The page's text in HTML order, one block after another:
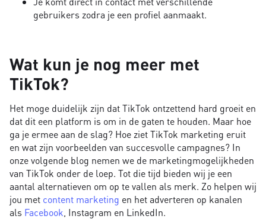
gebruikers zodra je een profiel aanmaakt.
Wat kun je nog meer met
TikTok?
Het moge duidelijk zijn dat TikTok ontzettend hard groeit en
dat dit een platform is om in de gaten te houden. Maar hoe
ga je ermee aan de slag? Hoe ziet TikTok marketing eruit
en wat zijn voorbeelden van succesvolle campagnes? In
onze volgende blog nemen we de marketingmogelijkheden
van TikTok onder de loep. Tot die tijd bieden wij je een
aantal alternatieven om op te vallen als merk. Zo helpen wij
jou met content marketing en het adverteren op kanalen
als Facebook , Instagram en LinkedIn.